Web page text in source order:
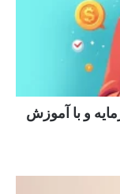
و با آموزش